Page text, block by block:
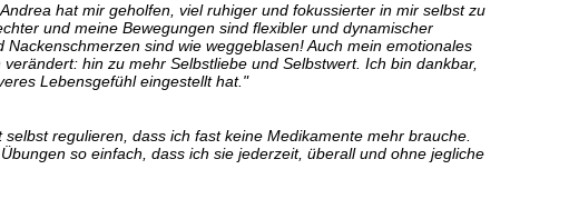
hat mir geholfen, viel ruhiger und fokussierter in mir selbst zu
und meine Bewegungen sind flexibler und dynamischer
sind wie weggeblasen! Auch mein emotionales
hin zu mehr Selbstliebe und Selbstwert. Ich bin dankbar,
Lebensgefühl eingestellt hat."
regulieren, dass ich fast keine Medikamente mehr brauche.
so einfach, dass ich sie jederzeit, überall und ohne jegliche